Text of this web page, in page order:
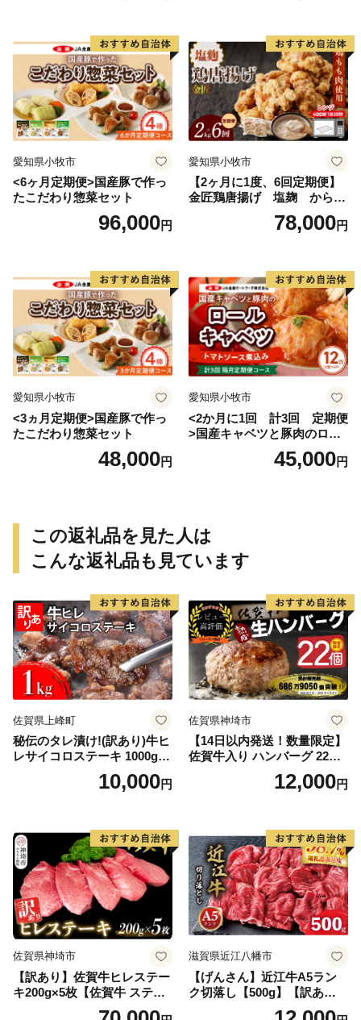
愛知県小牧市
<6ヶ月定期便>国産豚で作っ
たこだわり惣菜セット
96,000円
愛知県小牧市
【2ヶ月に1度、6回定期便】
金匠鶏唐揚げ 塩麹 からあ
78,000円
愛知県小牧市
<3ヵ月定期便>国産豚で作っ
たこだわり惣菜セット
48,000円
愛知県小牧市
<2か月に1回 計3回 定期便
>国産キャベツと豚肉のロー
ルキャベツ（6P入り）
45,000円
この返礼品を見た人は
こんな返礼品も見ています
佐賀県上峰町
秘伝のタレ漬け!(訳あり)牛ヒ
レサイコロステーキ 1000g
10,000円
佐賀県神埼市
【14日以内発送！数量限定】
佐賀牛入り ハンバーグ 22個
2.6kg(120g×22個)【佐賀牛
黒毛和牛 ブランド牛 九州 ハ
気】(H083106)
12,000円
佐賀県神埼市
【訳あり】佐賀牛ヒレステー
キ200g×5枚【佐賀牛 ステー
キ ブランド肉 ヒレ肉 フィレ
滋賀県近江八幡市
【げんさん】近江牛A5ラン
ク切落し【500g】【訳あり】